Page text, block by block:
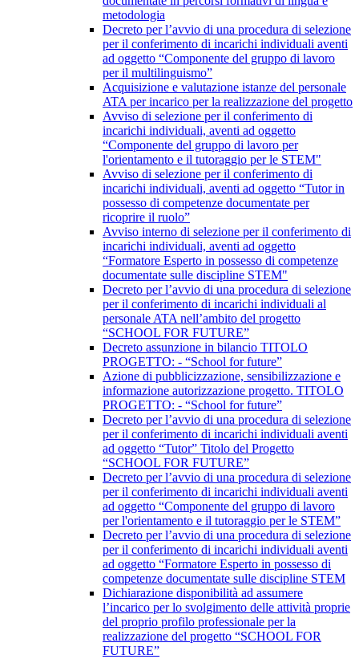
metodologia
Decreto per l’avvio di una procedura di selezione
per il conferimento di incarichi individuali aventi
ad oggetto “Componente del gruppo di lavoro
per il multilinguismo”
Acquisizione e valutazione istanze del personale
ATA per incarico per la realizzazione del progetto
Avviso di selezione per il conferimento di
incarichi individuali, aventi ad oggetto
“Componente del gruppo di lavoro per
l'orientamento e il tutoraggio per le STEM"
Avviso di selezione per il conferimento di
incarichi individuali, aventi ad oggetto “Tutor in
possesso di competenze documentate per
ricoprire il ruolo”
Avviso interno di selezione per il conferimento di
incarichi individuali, aventi ad oggetto
“Formatore Esperto in possesso di competenze
documentate sulle discipline STEM"
Decreto per l’avvio di una procedura di selezione
per il conferimento di incarichi individuali al
personale ATA nell’ambito del progetto
“SCHOOL FOR FUTURE”
Decreto assunzione in bilancio TITOLO
PROGETTO: - “School for future”
Azione di pubblicizzazione, sensibilizzazione e
informazione autorizzazione progetto. TITOLO
PROGETTO: - “School for future”
Decreto per l’avvio di una procedura di selezione
per il conferimento di incarichi individuali aventi
ad oggetto “Tutor” Titolo del Progetto
“SCHOOL FOR FUTURE”
Decreto per l’avvio di una procedura di selezione
per il conferimento di incarichi individuali aventi
ad oggetto “Componente del gruppo di lavoro
per l'orientamento e il tutoraggio per le STEM”
Decreto per l’avvio di una procedura di selezione
per il conferimento di incarichi individuali aventi
ad oggetto “Formatore Esperto in possesso di
competenze documentate sulle discipline STEM
Dichiarazione disponibilità ad assumere
l’incarico per lo svolgimento delle attività proprie
del proprio profilo professionale per la
realizzazione del progetto “SCHOOL FOR
FUTURE”